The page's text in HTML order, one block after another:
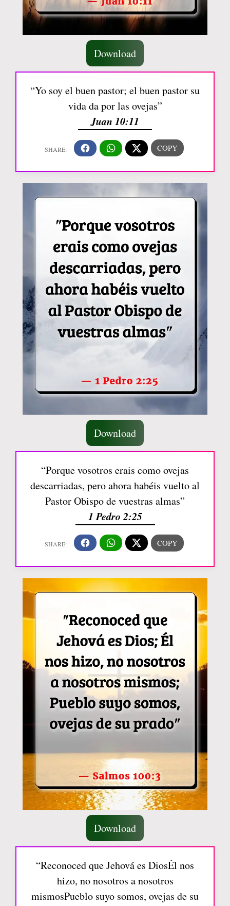
Download
“Yo soy el buen pastor; el buen pastor su
vida da por las ovejas”
Juan 10:11
Download
“Porque vosotros erais como ovejas
descarriadas, pero ahora habéis vuelto al
Pastor Obispo de vuestras almas”
1 Pedro 2:25
Download
“Reconoced que Jehová es DiosÉl nos
hizo, no nosotros a nosotros
mismosPueblo suyo somos, ovejas de su